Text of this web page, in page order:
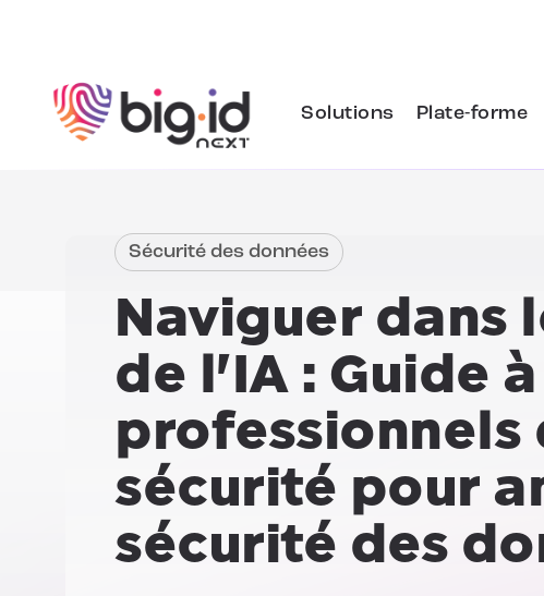
Solutions Plate-forme
Sécurité des données
Naviguer dans
de l'IA : Guide
professionnels
sécurité pour
sécurité des